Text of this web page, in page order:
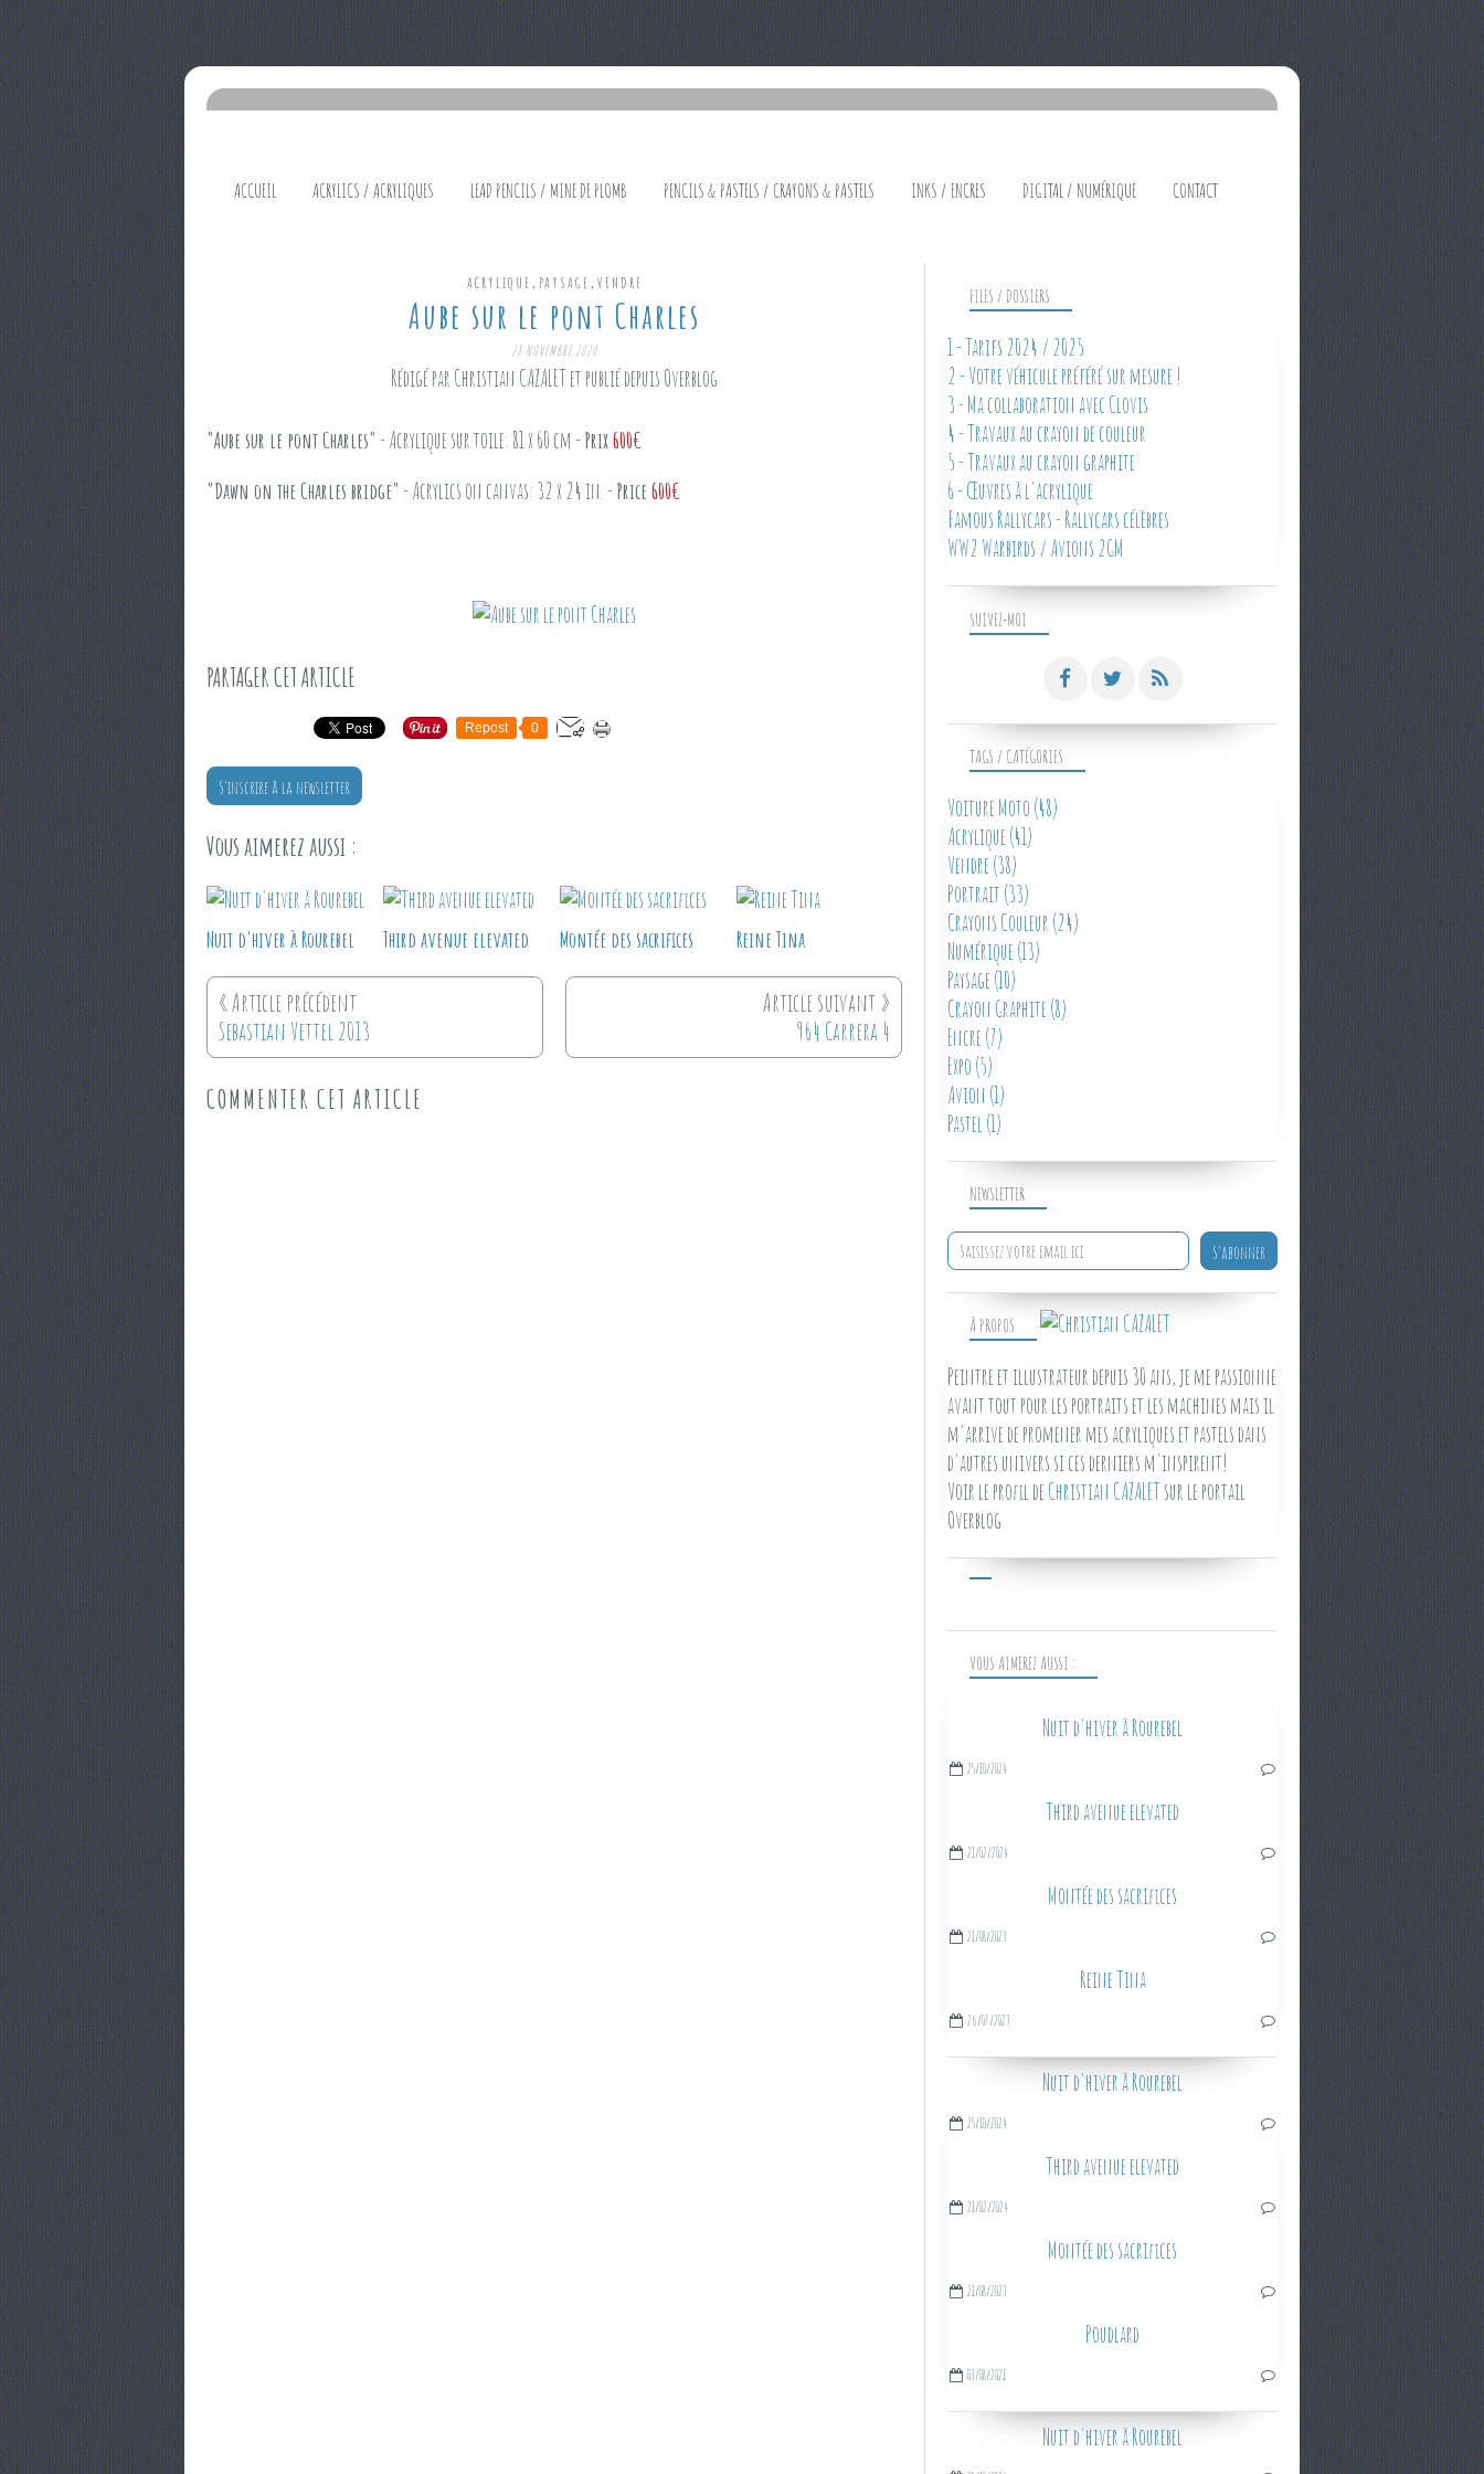
ACCUEIL ACRYLICS / ACRYLIQUES LEAD PENCILS / MINE DE PLOMB PENCILS & PASTELS / CRAYONS & PASTELS INKS / ENCRES DIGITAL / NUMÉRIQUE CONTACT
ACRYLIQUE , PAYSAGE , VENDRE
Aube sur le pont Charles
28 NOVEMBRE 2020
Rédigé par Christian CAZALET et publié depuis Overblog
"Aube sur le pont Charles" - Acrylique sur toile: 81 x 60 cm -Prix600€
"Dawn on the Charles bridge" - Acrylics on canvas: 32 x 24 in. -Price 600€
PARTAGER CET ARTICLE
Repost 0
S'inscrire à la newsletter
Vous aimerez aussi :
Nuit d'hiver à Rourebel Third avenue elevated Montée des sacrifices Reine Tina
Sebastian Vettel 2013 964 Carrera 4
COMMENTER CET ARTICLE
NEWSLETTER
SUIVEZ-MOI
À PROPOS
Peintre et illustrateur depuis 30 ans, je me passionne
avant tout pour les portraits et les machines mais il
m'arrive de promener mes acryliques et pastels dans
d'autres univers si ces derniers m'inspirent!
Voir le profil de Christian CAZALET sur le portail
Overblog
VOUS AIMEREZ AUSSI :
Nuit d'hiver à Rourebel
25/10/2024
Third avenue elevated
21/02/2024
Montée des sacrifices
21/08/2023
Reine Tina
26/07/2023
Nuit d'hiver à Rourebel
25/10/2024
Third avenue elevated
21/02/2024
Montée des sacrifices
21/08/2023
Poudlard
03/08/2021
Nuit d'hiver à Rourebel
FILES / DOSSIERS
1 - Tarifs 2024 / 2025
2 - Votre véhicule préféré sur mesure !
3 - Ma collaboration avec Clovis
4 - Travaux au crayon de couleur
5 - Travaux au crayon graphite
6 - Œuvres à l'acrylique
Famous Rallycars - Rallycars célèbres
WW2 Warbirds / Avions 2GM
TAGS / CATÉGORIES
Voiture Moto (48)
Acrylique (41)
Vendre (38)
Portrait (33)
Crayons Couleur (24)
Numérique (13)
Paysage (10)
Crayon Graphite (8)
Encre (7)
Expo (5)
Avion (1)
Pastel (1)